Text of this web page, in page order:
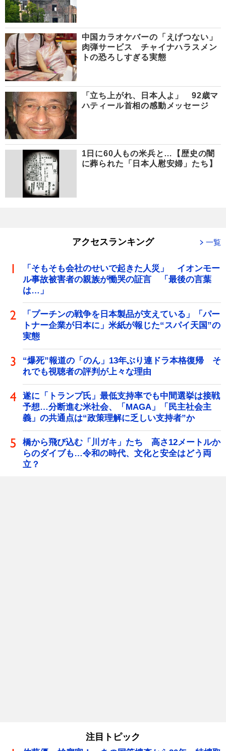
中国カラオケバーの「えげつない」
肉弾サービス チャイナハラスメン
トの恐ろしすぎる実態
「立ち上がれ、日本人よ」 92歳マ
ハティール首相の感動メッセージ
1日に60人もの米兵と…【歴史の闇
に葬られた「日本人慰安婦」たち】
アクセスランキング 一覧
「そもそも会社のせいで起きた人災」 イオンモー
ル事故被害者の親族が慟哭の証言 「最後の言葉
は…」
「プーチンの戦争を日本製品が支えている」「パー
トナー企業が日本に」米紙が報じた“スパイ天国”の
実態
“爆死”報道の「のん」13年ぶり連ドラ本格復帰 そ
れでも視聴者の評判が上々な理由
遂に「トランプ氏」最低支持率でも中間選挙は接戦
予想…分断進む米社会、「MAGA」「民主社会主
義」の共通点は“政策理解に乏しい支持者”か
橋から飛び込む「川ガキ」たち 高さ12メートルか
らのダイブも…令和の時代、文化と安全はどう両
立？
注目トピック